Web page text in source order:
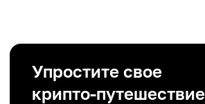
Упростите свое
крипто-путешествие